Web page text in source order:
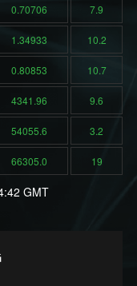
0.70706 7.9
1.34933 10.2
0.80853 10.7
4341.96 9.6
54055.6 3.2
66305.0 19
GMT